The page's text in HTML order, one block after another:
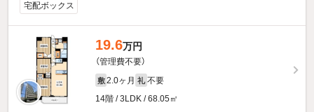
宅配ボックス
19.6万円
（管理費不要）
敷 2.0ヶ月 礼 不要
14階 / 3LDK / 68.05㎡